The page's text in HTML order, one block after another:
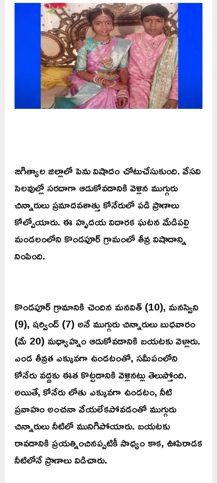
జగిత్యాల జిల్లాలో పెను విషాదం చోటుచేసుకుంది. వేసవి
సెలవుల్లో సరదాగా ఆడుకోవడానికి వెళ్లిన ముగ్గురు
చిన్నారులు ప్రమాదవశాత్తు కోనేరులో పడి ప్రాణాలు
కోల్పోయారు. ఈ హృదయ విదారక ఘటన మేడిపల్లి
మండలంలోని కొండపూర్ గ్రామంలో తీవ్ర విషాదాన్ని
నింపింది.
కొండపూర్ గ్రామానికి చెందిన మనవిత్ (10), మనస్విని
(9), షర్వింద్ (7) అనే ముగ్గురు చిన్నారులు బుధవారం
(మే 20) మధ్యాహ్నం ఆడుకోవడానికి బయటకు వెళ్లారు.
ఎండ తీవ్రత ఎక్కువగా ఉండటంతో, సమీపంలోని
కోనేరు వద్దకు ఈత కొట్టడానికి వెళ్లినట్లు తెలుస్తోంది.
అయితే, కోనేరు లోతు ఎక్కువగా ఉండటం, నీటి
ప్రవాహం అంచనా వేయలేకపోవడంతో ముగ్గురు
చిన్నారులు నీటిలో మునిగిపోయారు. బయటకు
రావడానికి ప్రయత్నించినప్పటికీ సాధ్యం కాక, ఊపిరాడక
నీటిలోనే ప్రాణాలు విడిచారు.